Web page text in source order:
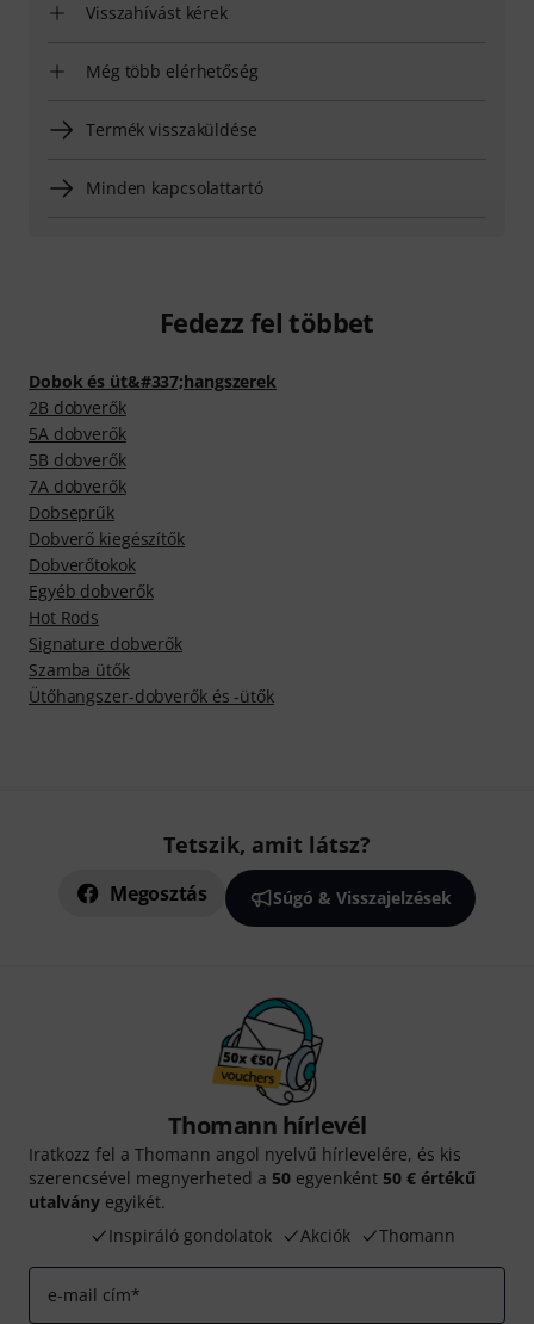
Visszahívást kérek
Még több elérhetőség
Termék visszaküldése
Minden kapcsolattartó
Fedezz fel többet
Dobok és üt&#337;hangszerek
2B dobverők
5A dobverők
5B dobverők
7A dobverők
Dobseprűk
Dobverő kiegészítők
Dobverőtokok
Egyéb dobverők
Hot Rods
Signature dobverők
Szamba ütők
Ütőhangszer-dobverők és -ütők
Tetszik, amit látsz?
Megosztás Súgó & Visszajelzések
Thomann hírlevél
Iratkozz fel a Thomann angol nyelvű hírlevelére, és kis
szerencsével megnyerheted a 50 egyenként 50 € értékű
utalvány egyikét.
Inspiráló gondolatok
Akciók Thomann
e-mail cím*